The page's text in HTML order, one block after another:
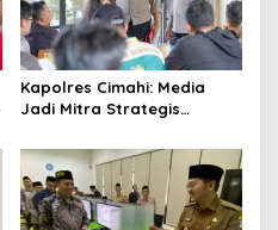
Kapolres Cimahi: Media
Jadi Mitra Strategis
Publik